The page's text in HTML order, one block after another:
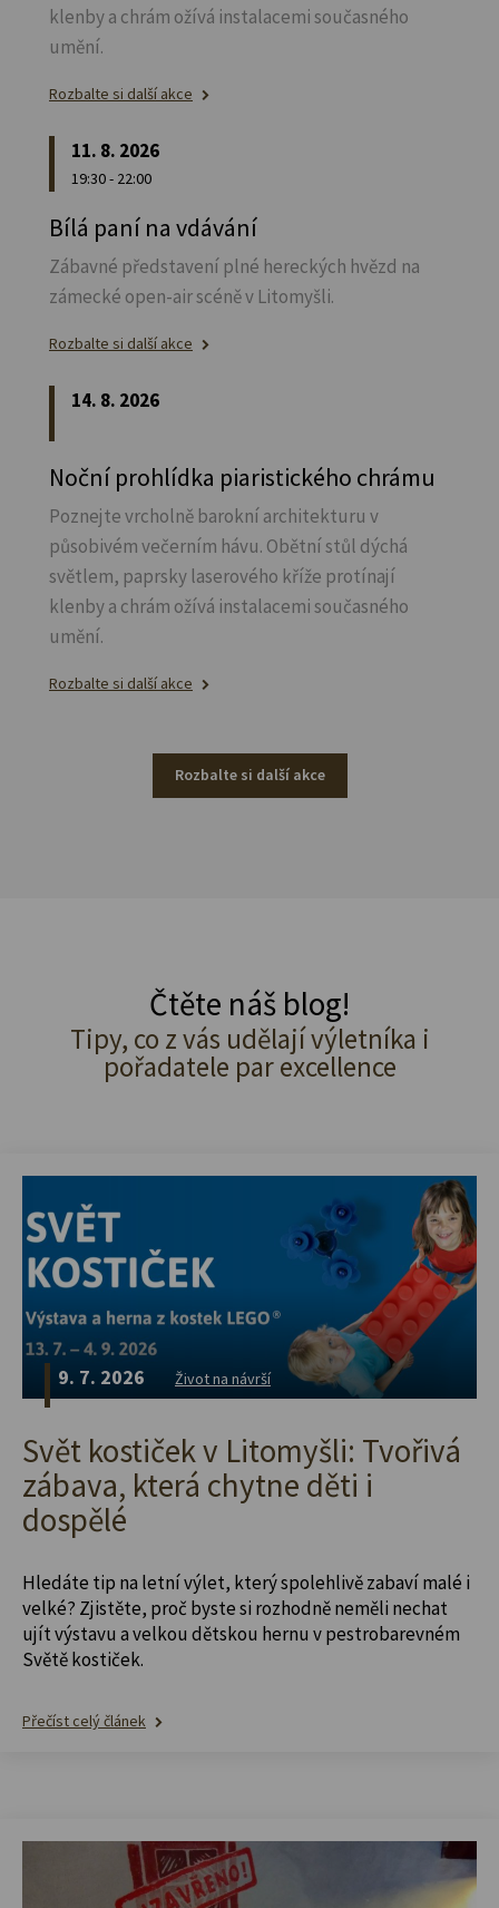
klenby a chrám ožívá instalacemi současného
umění.
Rozbalte si další akce
11. 8. 2026
19:30 - 22:00
Bílá paní na vdávání
Zábavné představení plné hereckých hvězd na
zámecké open-air scéně v Litomyšli.
Rozbalte si další akce
14. 8. 2026
Noční prohlídka piaristického chrámu
Poznejte vrcholně barokní architekturu v
působivém večerním hávu. Obětní stůl dýchá
světlem, paprsky laserového kříže protínají
klenby a chrám ožívá instalacemi současného
umění.
Rozbalte si další akce
Rozbalte si další akce
Čtěte náš blog!
Tipy, co z vás udělají výletníka i
pořadatele par excellence
9. 7. 2026 Život na návrší
Svět kostiček v Litomyšli: Tvořivá
zábava, která chytne děti i
dospělé
Hledáte tip na letní výlet, který spolehlivě zabaví malé i
velké? Zjistěte, proč byste si rozhodně neměli nechat
ujít výstavu a velkou dětskou hernu v pestrobarevném
Světě kostiček.
Přečíst celý článek